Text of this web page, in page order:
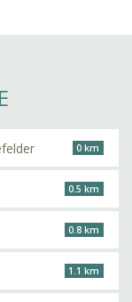
0 km
0.5 km
0.8 km
1.1 km